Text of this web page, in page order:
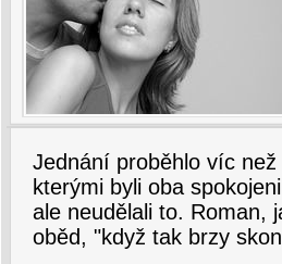
Jednání proběhlo víc
kterými byli oba
ale neudělali to. Roman,
oběd, "když tak brzy